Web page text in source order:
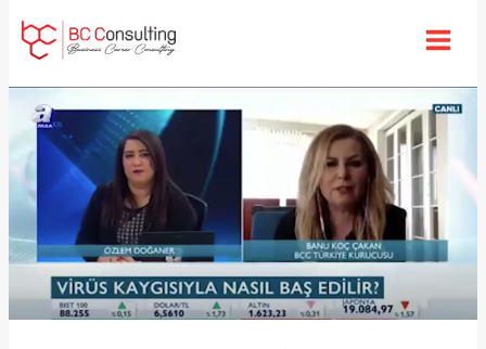
atla